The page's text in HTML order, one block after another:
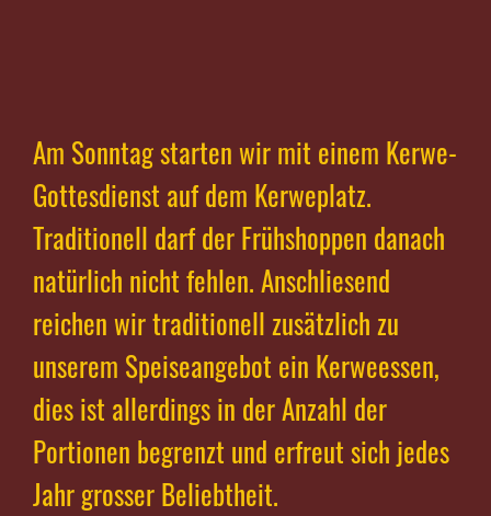
Am Sonntag starten wir mit einem Kerwe-
Gottesdienst auf dem Kerweplatz.
Traditionell darf der Frühshoppen danach
natürlich nicht fehlen. Anschliesend
reichen wir traditionell zusätzlich zu
unserem Speiseangebot ein Kerweessen,
dies ist allerdings in der Anzahl der
Portionen begrenzt und erfreut sich jedes
Jahr grosser Beliebtheit.